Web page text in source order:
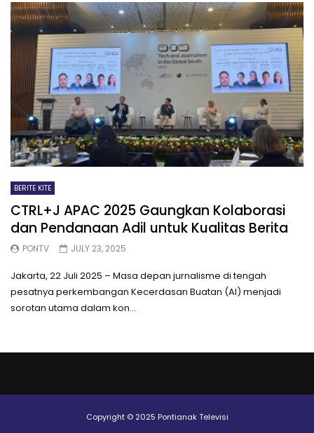
BERITE KITE
CTRL+J APAC 2025 Gaungkan Kolaborasi
dan Pendanaan Adil untuk Kualitas Berita
PONTV JULY 23, 2025
Jakarta, 22 Juli 2025 – Masa depan jurnalisme di tengah
pesatnya perkembangan Kecerdasan Buatan (AI) menjadi
sorotan utama dalam kon...
Copyright © 2025 Pontianak Televisi